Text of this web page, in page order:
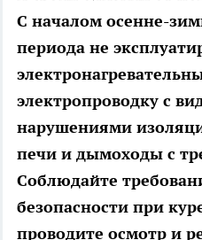
С началом осенне-
периода не
электропроводку с
нарушениями
печи и дымоходы с
Соблюдайте
безопасности при
проводите осмотр и